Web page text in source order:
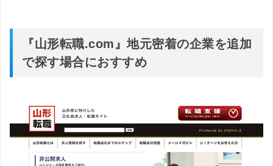
『山形転職.com』地元密着の企業を追加
で探す場合におすすめ